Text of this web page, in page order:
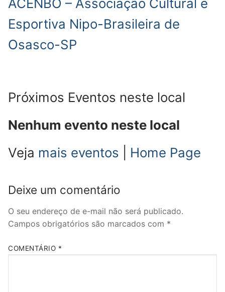
Esportiva Nipo-Brasileira de
Osasco-SP
Próximos Eventos neste local
Nenhum evento neste local
Veja mais eventos Home Page
Deixe um comentário
O seu endereço de e-mail não será publicado.
Campos obrigatórios são marcados com *
COMENTÁRIO *